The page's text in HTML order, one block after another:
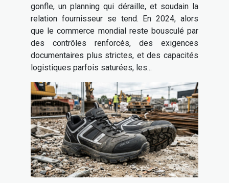
gonfle, un planning qui déraille, et soudain la
relation fournisseur se tend. En 2024, alors
que le commerce mondial reste bousculé par
des contrôles renforcés, des exigences
documentaires plus strictes, et des capacités
logistiques parfois saturées, les...